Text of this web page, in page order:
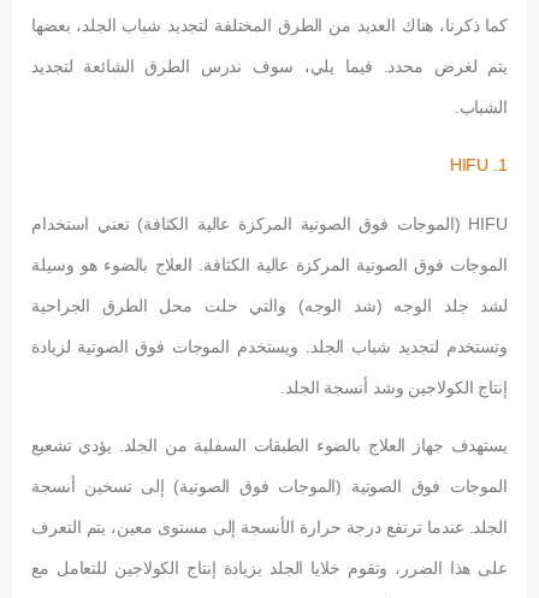
كما ذكرنا، هناك العديد من الطرق المختلفة لتجديد شباب الجلد، بعضها
يتم لغرض محدد. فيما يلي، سوف ندرس الطرق الشائعة لتجديد
الشباب.
1. HIFU
HIFU (الموجات فوق الصوتية المركزة عالية الكثافة) تعني استخدام
الموجات فوق الصوتية المركزة عالية الكثافة. العلاج بالضوء هو وسيلة
لشد جلد الوجه (شد الوجه) والتي حلت محل الطرق الجراحية
وتستخدم لتجديد شباب الجلد. ويستخدم الموجات فوق الصوتية لزيادة
إنتاج الكولاجين وشد أنسجة الجلد.
يستهدف جهاز العلاج بالضوء الطبقات السفلية من الجلد. يؤدي تشعيع
الموجات فوق الصوتية (الموجات فوق الصوتية) إلى تسخين أنسجة
الجلد. عندما ترتفع درجة حرارة الأنسجة إلى مستوى معين، يتم التعرف
على هذا الضرر، وتقوم خلايا الجلد بزيادة إنتاج الكولاجين للتعامل مع